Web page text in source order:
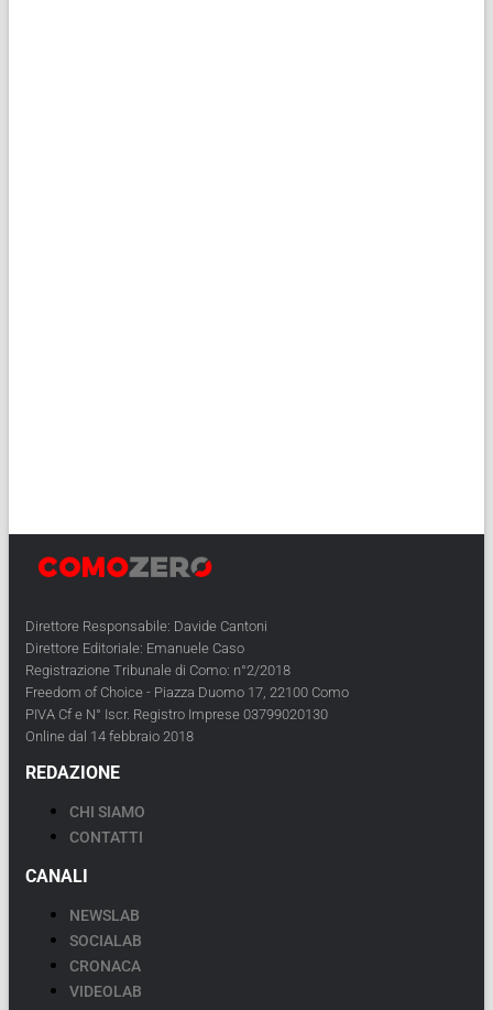
Direttore Responsabile: Davide Cantoni
Direttore Editoriale: Emanuele Caso
Registrazione Tribunale di Como: n°2/2018
Freedom of Choice - Piazza Duomo 17, 22100 Como
PIVA Cf e N° Iscr. Registro Imprese 03799020130
Online dal 14 febbraio 2018
REDAZIONE
CHI SIAMO
CONTATTI
CANALI
NEWSLAB
SOCIALAB
CRONACA
VIDEOLAB